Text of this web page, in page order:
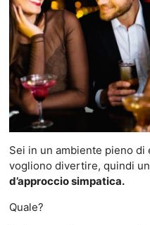
Sei in un ambiente pieno
vogliono divertire, quindi
d’approccio simpatica.
Quale?